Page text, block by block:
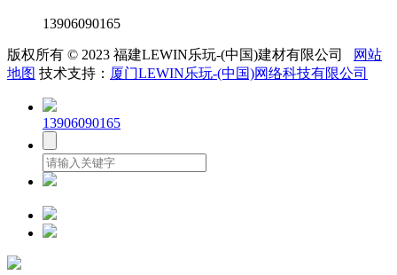
13906090165
版权所有 © 2023 福建LEWIN乐玩-(中国)建材有限公司
网站
地图 技术支持： 厦门LEWIN乐玩-(中国)网络科技有限公司
13906090165